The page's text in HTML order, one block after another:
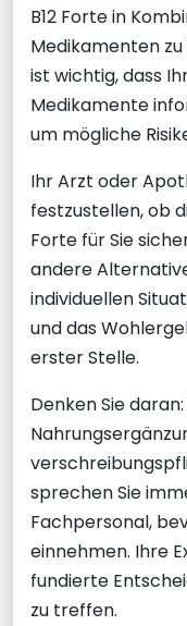
B12 Forte in
Medikamenten
ist wichtig, dass
Medikamente
um mögliche
Ihr Arzt oder
festzustellen, ob
Forte für Sie
andere
individuellen
und das
erster Stelle.
Denken Sie
sprechen Sie
Fachpersonal,
einnehmen. Ihre
fundierte
zu treffen.